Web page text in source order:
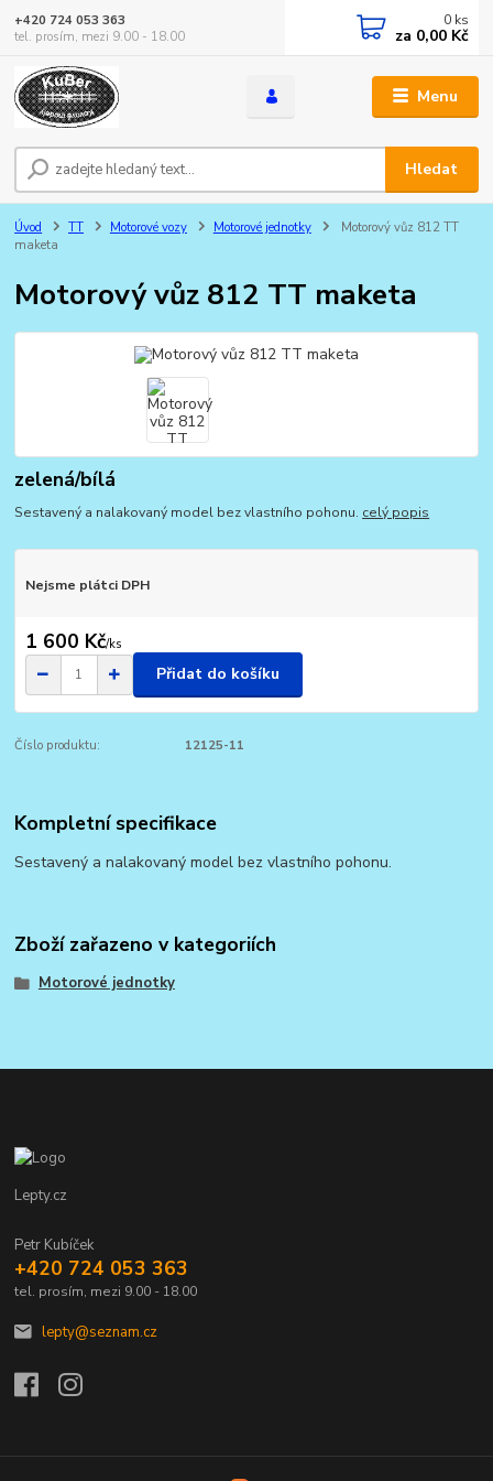
Menu
Hledat
+420 724 053 363
tel. prosím, mezi 9.00 - 18.00
0 ks
za 0,00 Kč
Úvod TT Motorové vozy Motorové jednotky
Motorový vůz 812 TT
maketa
Motorový vůz 812 TT maketa
zelená/bílá
Sestavený a nalakovaný model bez vlastního pohonu. celý popis
Nejsme plátci DPH
1 600 Kč/ks
Přidat do košíku
Číslo produktu: 12125-11
Kompletní specifikace
Sestavený a nalakovaný model bez vlastního pohonu.
Zboží zařazeno v kategoriích
Motorové jednotky
Lepty.cz
Petr Kubíček
+420 724 053 363
tel. prosím, mezi 9.00 - 18.00
lepty@seznam.cz